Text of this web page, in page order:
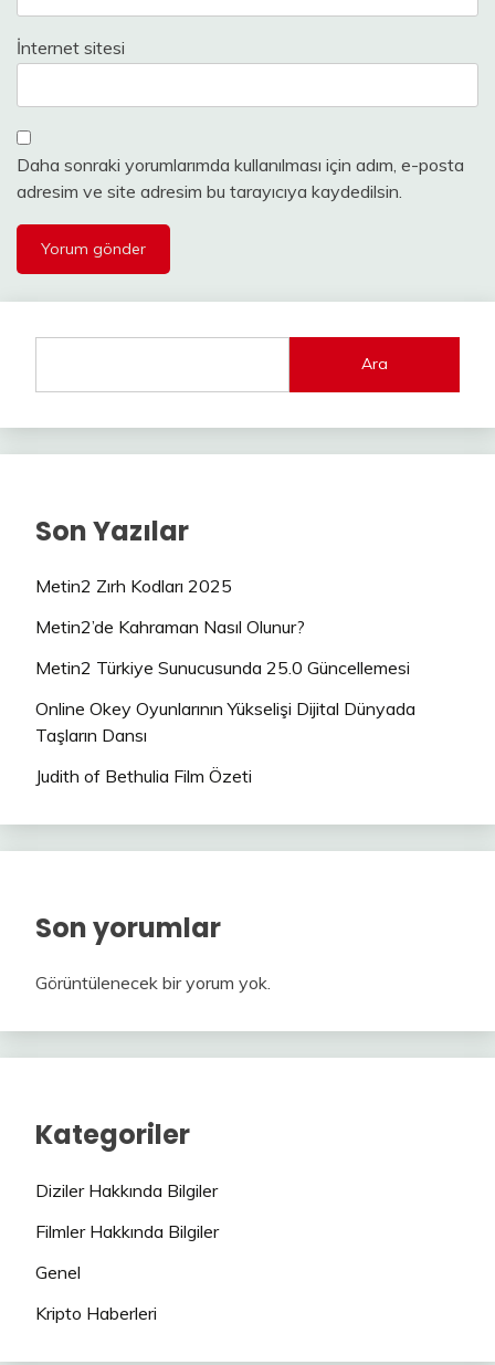
İnternet sitesi
Daha sonraki yorumlarımda kullanılması için adım, e-posta
adresim ve site adresim bu tarayıcıya kaydedilsin.
Ara
Son Yazılar
Metin2 Zırh Kodları 2025
Metin2’de Kahraman Nasıl Olunur?
Metin2 Türkiye Sunucusunda 25.0 Güncellemesi
Online Okey Oyunlarının Yükselişi Dijital Dünyada
Taşların Dansı
Judith of Bethulia Film Özeti
Son yorumlar
Görüntülenecek bir yorum yok.
Kategoriler
Diziler Hakkında Bilgiler
Filmler Hakkında Bilgiler
Genel
Kripto Haberleri